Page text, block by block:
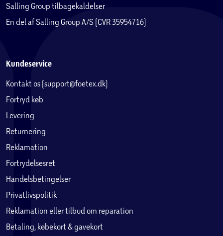
Salling Group tilbagekaldelser
En del af Salling Group A/S (CVR 35954716)
Kundeservice
Kontakt os (support@foetex.dk)
Fortryd køb
Levering
Returnering
Reklamation
Fortrydelsesret
Handelsbetingelser
Privatlivspolitik
Reklamation eller tilbud om reparation
Betaling, købekort & gavekort